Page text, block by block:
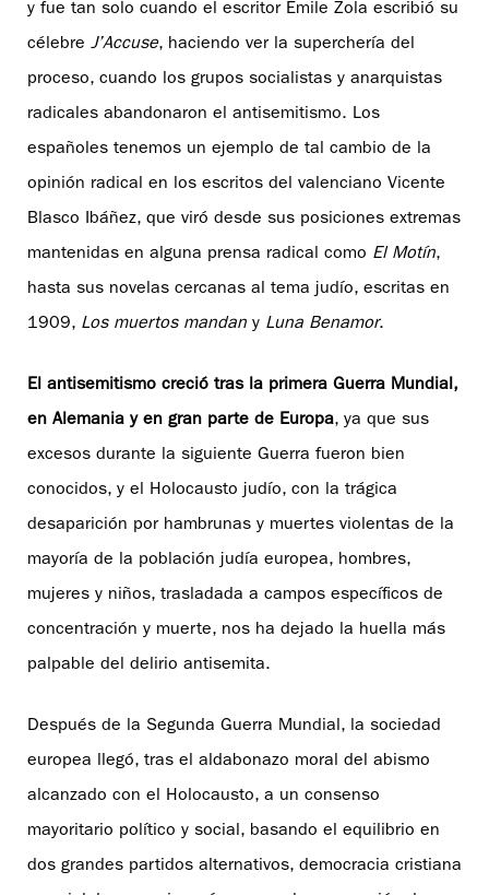
y fue tan solo cuando el escritor Émile Zola escribió su
célebre J’Accuse, haciendo ver la superchería del
proceso, cuando los grupos socialistas y anarquistas
radicales abandonaron el antisemitismo. Los
españoles tenemos un ejemplo de tal cambio de la
opinión radical en los escritos del valenciano Vicente
Blasco Ibáñez, que viró desde sus posiciones extremas
mantenidas en alguna prensa radical como El Motín,
hasta sus novelas cercanas al tema judío, escritas en
1909, Los muertos mandan y Luna Benamor.
El antisemitismo creció tras la primera Guerra Mundial,
en Alemania y en gran parte de Europa, ya que sus
excesos durante la siguiente Guerra fueron bien
conocidos, y el Holocausto judío, con la trágica
desaparición por hambrunas y muertes violentas de la
mayoría de la población judía europea, hombres,
mujeres y niños, trasladada a campos específicos de
concentración y muerte, nos ha dejado la huella más
palpable del delirio antisemita.
Después de la Segunda Guerra Mundial, la sociedad
europea llegó, tras el aldabonazo moral del abismo
alcanzado con el Holocausto, a un consenso
mayoritario político y social, basando el equilibrio en
dos grandes partidos alternativos, democracia cristiana